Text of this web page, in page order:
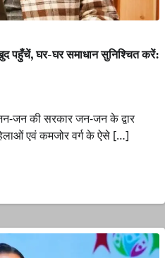
पहुँचें, घर-घर समाधान सुनिश्चित करें:
जन की सरकार जन-जन के द्वार
एवं कमजोर वर्ग के ऐसे […]